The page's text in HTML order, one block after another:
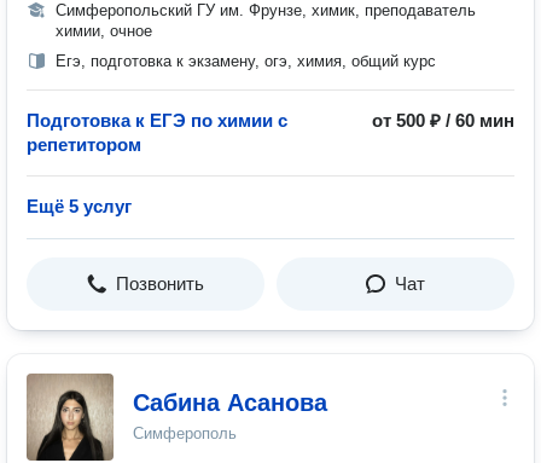
Симферопольский ГУ им. Фрунзе, химик, преподаватель
химии, очное
Егэ, подготовка к экзамену, огэ, химия, общий курс
Подготовка к ЕГЭ по химии с
репетитором
от 500 ₽ / 60 мин
Ещё 5 услуг
Позвонить Чат
Сабина Асанова
Симферополь